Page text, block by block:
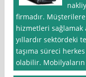
firmadır. Müşterilere
hizmetleri sağlamak
yıllardır sektördeki
taşıma süreci
olabilir.